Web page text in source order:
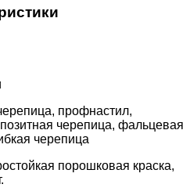
профнастил,
черепица, фальцевая
черепица
порошковая краска,